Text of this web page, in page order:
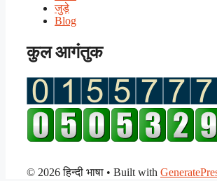
जुड़े
Blog
कुल आगंतुक
© 2026 हिन्दी भाषा • Built with